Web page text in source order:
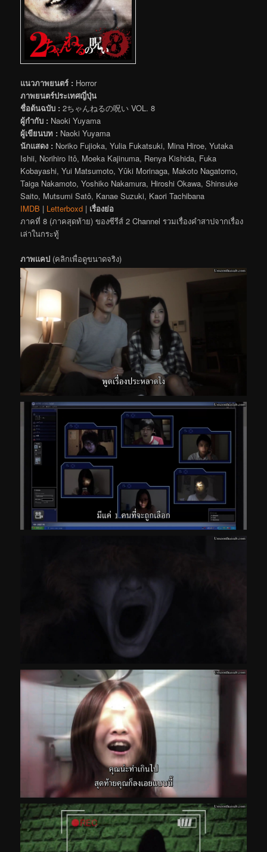
แนวภาพยนตร์ : Horror
ภาพยนตร์ประเทศญี่ปุ่น
ชื่อต้นฉบับ : 2ちゃんねるの呪い VOL. 8
ผู้กำกับ : Naoki Yuyama
ผู้เขียนบท : Naoki Yuyama
นักแสดง : Noriko Fujioka, Yulia Fukatsuki, Mina Hiroe, Yutaka
Ishii, Norihiro Itô, Moeka Kajinuma, Renya Kishida, Fuka
Kobayashi, Yui Matsumoto, Yûki Morinaga, Makoto Nagatomo,
Taiga Nakamoto, Yoshiko Nakamura, Hiroshi Okawa, Shinsuke
Saito, Mutsumi Satô, Kanae Suzuki, Kaori Tachibana
IMDB | Letterboxd | เรื่องย่อ
ภาคที่ 8 (ภาคสุดท้าย) ของซีรีส์ 2 Channel รวมเรื่องคำสาปจากเรื่อง
เล่าในกระทู้
ภาพแคป (คลิกเพื่อดูขนาดจริง)